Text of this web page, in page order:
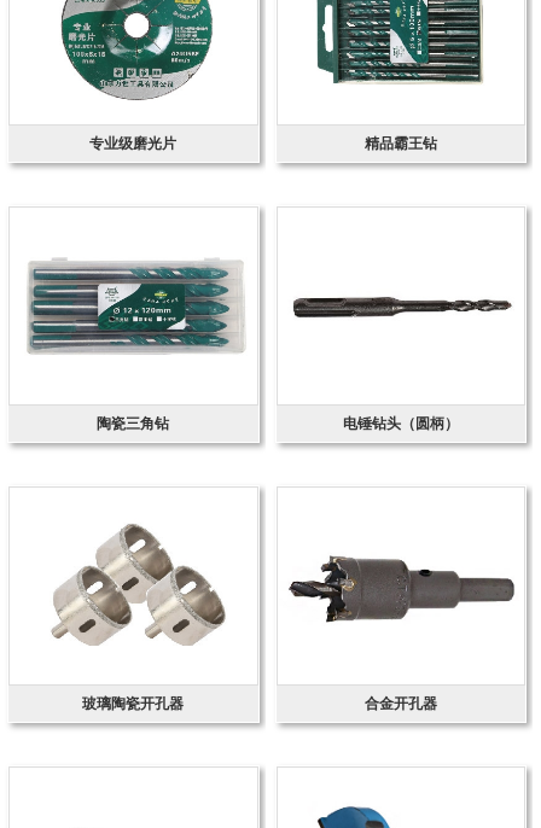
专业级磨光片 精品霸王钻
陶瓷三角钻 电锤钻头（圆柄）
玻璃陶瓷开孔器 合金开孔器